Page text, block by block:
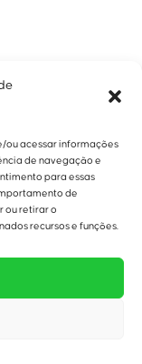
ou acessar informações
de navegação e
para essas
de
ou retirar o
recursos e funções.